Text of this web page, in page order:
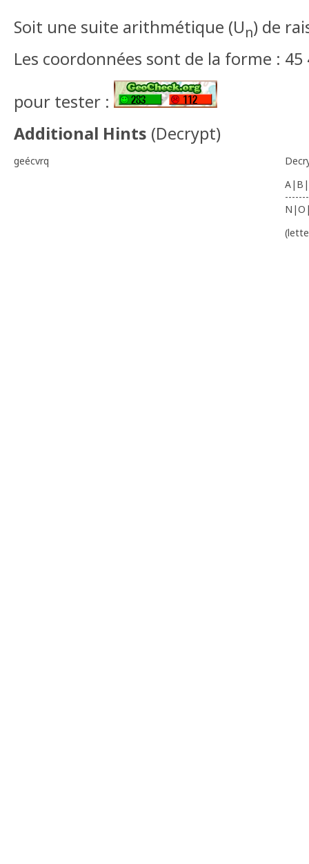
Soit une suite arithmétique (Un) de
Les coordonnées sont de la forme : 45
pour tester :
Additional Hints (Decrypt)
geécvrq